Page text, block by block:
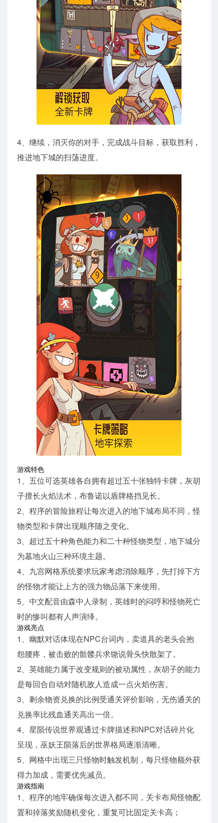
4、继续，消灭你的对手，完成战斗目标，获取胜利，
推进地下城的扫荡进度。
游戏特色
1、五位可选英雄各自拥有超过五十张独特卡牌，灰胡
子擅长火焰法术，布鲁诺以盾牌格挡见长。
2、程序的冒险旅程让每次进入的地下城布局不同，怪
物类型和卡牌出现顺序随之变化。
3、超过五十种角色能力和二十种怪物类型，地下城分
为墓地火山三种环境主题。
4、九宫网格系统要求玩家考虑消除顺序，先打掉下方
的怪物才能让上方的强力物品落下来使用。
5、中文配音由森中人录制，英雄时的闷哼和怪物死亡
时的惨叫都有人声演绎。
游戏亮点
1、幽默对话体现在NPC台词内，卖道具的老头会抱
怨腰疼，被击败的骷髅兵求饶说骨头快散架了。
2、英雄能力属于改变规则的被动属性，灰胡子的能力
是每回合自动对随机敌人造成一点火焰伤害。
3、剩余物资兑换的比例受通关评价影响，无伤通关的
兑换率比残血通关高出一倍。
4、星陨传说世界观通过卡牌描述和NPC对话碎片化
呈现，巫妖王陨落后的世界格局逐渐清晰。
5、网格中出现三只怪物时触发机制，每只怪物额外获
得力加成，需要优先减员。
游戏指南
1、程序的地牢确保每次进入都不同，关卡布局怪物配
置和掉落奖励随机变化，重复可比固定关卡高；